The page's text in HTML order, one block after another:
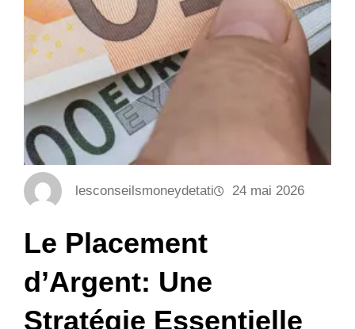
lesconseilsmoneydetati 24 mai 2026
Le Placement
d’Argent: Une
Stratégie Essentielle